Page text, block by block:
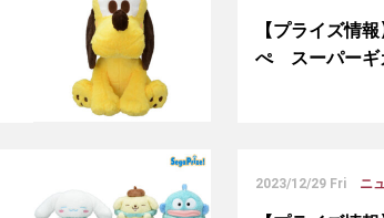
【プライズ情
ぺ スーパーギ
2023/12/29 Fri ニ